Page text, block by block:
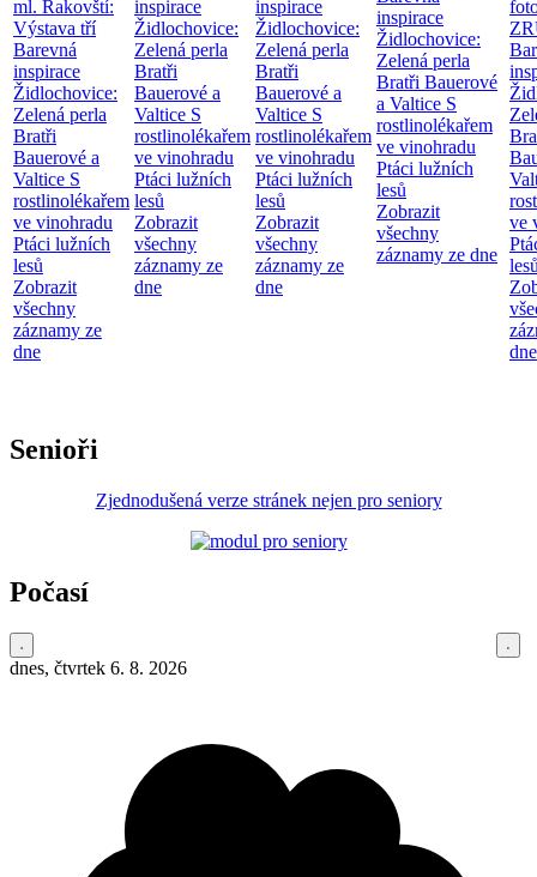
ml. Rakovští:
Výstava tří
Barevná
inspirace
Židlochovice:
Zelená perla
Bratři
Bauerové a
Valtice S
rostlinolékařem
ve vinohradu
Ptáci lužních
lesů
Zobrazit
všechny
záznamy ze
dne
inspirace
Židlochovice:
Zelená perla
Bratři
Bauerové a
Valtice S
rostlinolékařem
ve vinohradu
Ptáci lužních
lesů
Zobrazit
všechny
záznamy ze
dne
inspirace
Židlochovice:
Zelená perla
Bratři
Bauerové a
Valtice S
rostlinolékařem
ve vinohradu
Ptáci lužních
lesů
Zobrazit
všechny
záznamy ze
dne
inspirace
Židlochovice:
Zelená perla
Bratři Bauerové
a Valtice S
rostlinolékařem
ve vinohradu
Ptáci lužních
lesů
Zobrazit
všechny
záznamy ze dne
ve
dne
Senioři
Zjednodušená verze stránek nejen pro seniory
Počasí
dnes, čtvrtek 6. 8. 2026